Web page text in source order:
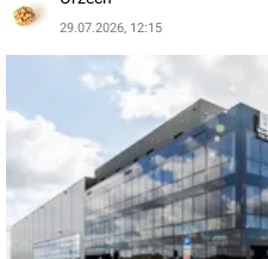
wiodącego na globalnym
systemów zasilania oraz
oparciu o technologię
zasilają rowery elektryczne,
narzędzia ogrodnicze,
elektryczne. Zatrudnia
fabryki zlokalizowane w
29.07.2026, 12:15